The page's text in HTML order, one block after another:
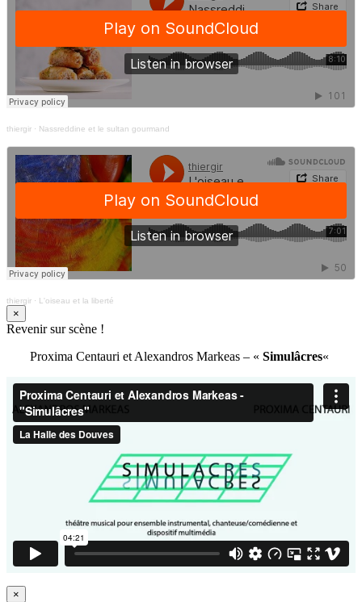
thiergir · Nassreddine et le sultan gourmand
thiergir · L'oiseau et la liberté
×
Revenir sur scène !
Proxima Centauri et Alexandros Markeas – « Simulâcres«
×